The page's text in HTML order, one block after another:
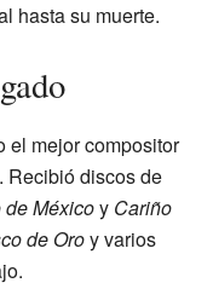
hasta su muerte.
el mejor compositor
Recibió discos de
de Méxicoy Cariño
de Oroy varios